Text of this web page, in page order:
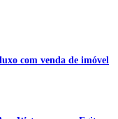
com venda de imóvel